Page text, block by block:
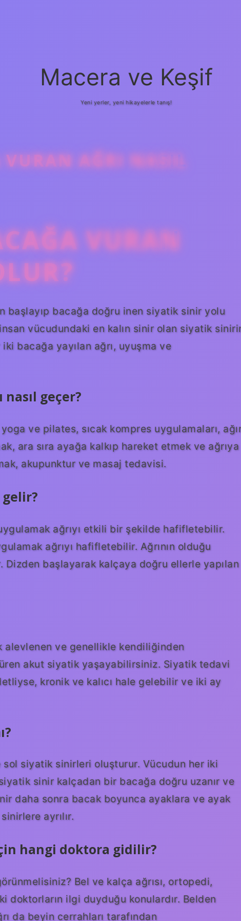
Macera ve Keşif
Yeni yerler, yeni hikayelerle tanış!
AĞRI NASIL
VURAN
başlayıp bacağa doğru inen siyatik sinir yolu
vücudundaki en kalın sinir olan siyatik
iki bacağa yayılan ağrı, uyuşma ve
nasıl geçer?
ve pilates, sıcak kompres uygulamaları,
ara sıra ayağa kalkıp hareket etmek ve ağrıya
akupunktur ve masaj tedavisi.
gelir?
ağrıyı etkili bir şekilde hafifletebilir.
ağrıyı hafifletebilir. Ağrının olduğu
başlayarak kalçaya doğru ellerle yapılan
alevlenen ve genellikle kendiliğinden
akut siyatik yaşayabilirsiniz. Siyatik tedavi
kronik ve kalıcı hale gelebilir ve iki ay
siyatik sinirleri oluşturur. Vücudun her iki
sinir kalçadan bir bacağa doğru uzanır ve
daha sonra bacak boyunca ayaklara ve ayak
ayrılır.
hangi doktora gidilir?
Bel ve kalça ağrısı, ortopedi,
ilgi duyduğu konulardır. Belden
da beyin cerrahları tarafından